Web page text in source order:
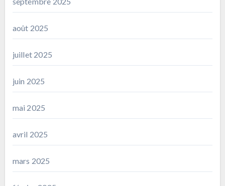
août 2025
juillet 2025
juin 2025
mai 2025
avril 2025
mars 2025